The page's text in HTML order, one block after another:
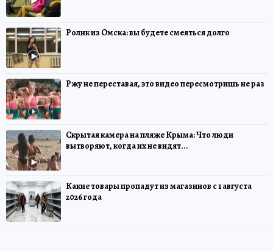
Ролик из Омска: вы будете смеяться долго
Ржу не переставая, это видео пересмотришь не раз
Скрытая камера на пляже Крыма: Что люди
вытворяют, когда их не видят...
Какие товары пропадут из магазинов с 1 августа
2026 года